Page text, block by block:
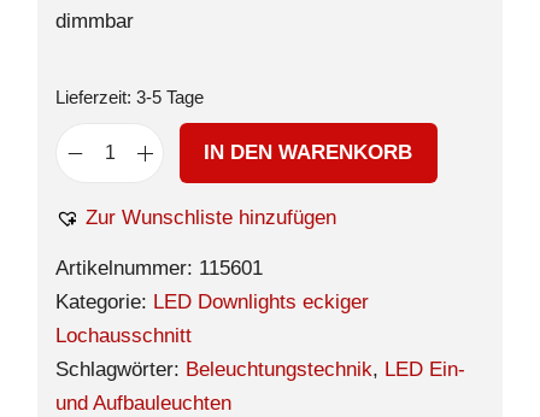
dimmbar
Lieferzeit: 3-5 Tage
IN DEN WARENKORB
Zur Wunschliste hinzufügen
Artikelnummer: 115601
Kategorie: LED Downlights eckiger
Lochausschnitt
Schlagwörter: Beleuchtungstechnik, LED Ein-
und Aufbauleuchten